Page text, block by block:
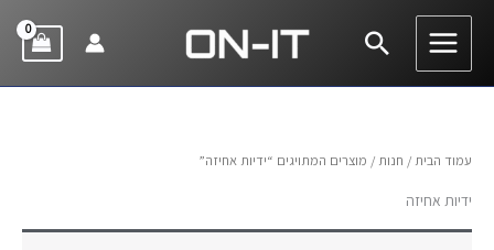
דילוג
חיפוש
עמוד הבית / חנות / מוצרים המתויגים “ידיות אחיזה”
ידיות אחיזה